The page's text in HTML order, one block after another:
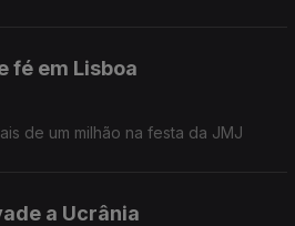
fé em Lisboa
de um milhão na festa da JMJ
a Ucrânia